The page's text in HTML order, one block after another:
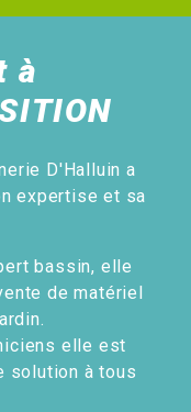
à
D'Halluin a
expertise et sa
bassin, elle
de matériel
elle est
solution à tous